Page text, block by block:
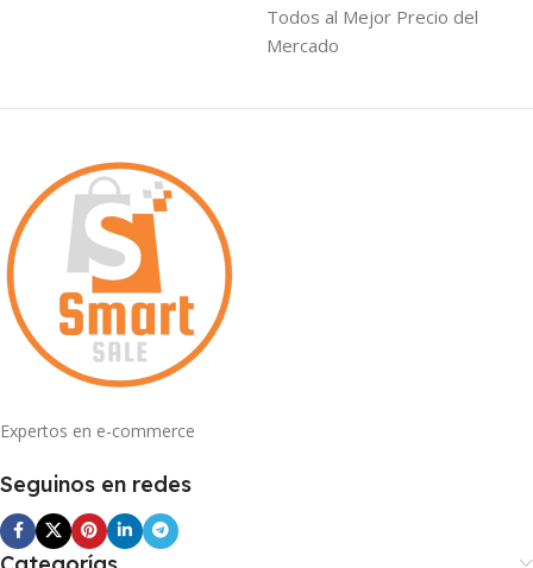
Todos al Mejor Precio del
Mercado
Expertos en e-commerce
Seguinos en redes